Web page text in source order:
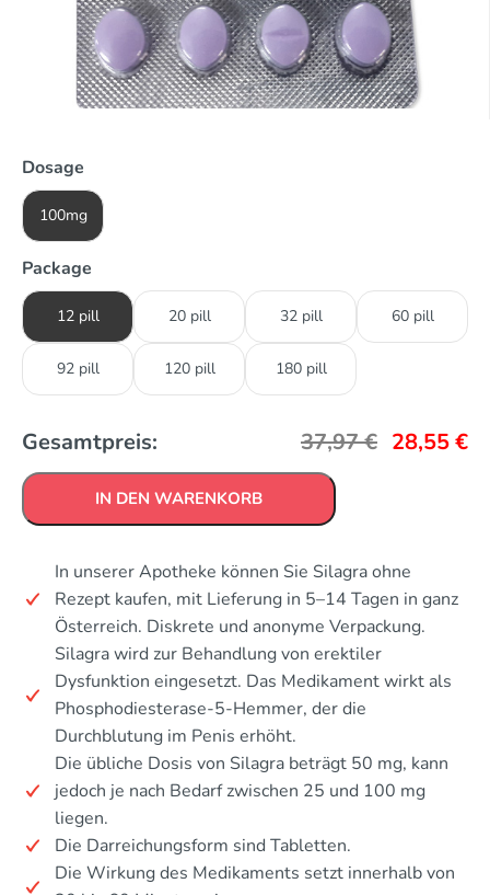
Dosage
100mg
Package
12 pill 20 pill 32 pill 60 pill
92 pill 120 pill 180 pill
Gesamtpreis: 37,97€ 28,55€
IN DEN WARENKORB
In unserer Apotheke können Sie Silagra ohne
Rezept kaufen, mit Lieferung in 5–14 Tagen in ganz
Österreich. Diskrete und anonyme Verpackung.
Silagra wird zur Behandlung von erektiler
Dysfunktion eingesetzt. Das Medikament wirkt als
Phosphodiesterase-5-Hemmer, der die
Durchblutung im Penis erhöht.
Die übliche Dosis von Silagra beträgt 50 mg, kann
jedoch je nach Bedarf zwischen 25 und 100 mg
liegen.
Die Darreichungsform sind Tabletten.
Die Wirkung des Medikaments setzt innerhalb von